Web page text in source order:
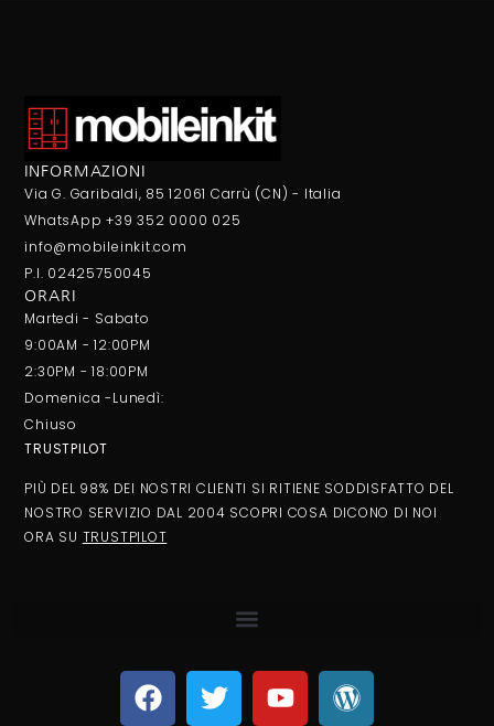
INFORMAZIONI
Via G. Garibaldi, 85 12061 Carrù (CN) - Italia
WhatsApp +39 352 0000 025
info@mobileinkit.com
P.I. 02425750045
ORARI
Martedi - Sabato
9:00AM - 12:00PM
2:30PM - 18:00PM
Domenica -Lunedì:
Chiuso
TRUSTPILOT
PIÙ DEL 98% DEI NOSTRI CLIENTI SI RITIENE SODDISFATTO DEL
NOSTRO SERVIZIO DAL 2004 SCOPRI COSA DICONO DI NOI
ORA SU TRUSTPILOT